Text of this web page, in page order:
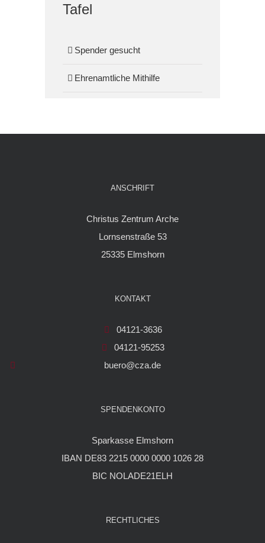
Tafel
Spender gesucht
Ehrenamtliche Mithilfe
ANSCHRIFT
Christus Zentrum Arche
Lornsenstraße 53
25335 Elmshorn
KONTAKT
04121-3636
04121-95253
buero@cza.de
SPENDENKONTO
Sparkasse Elmshorn
IBAN DE83 2215 0000 0000 1026 28
BIC NOLADE21ELH
RECHTLICHES